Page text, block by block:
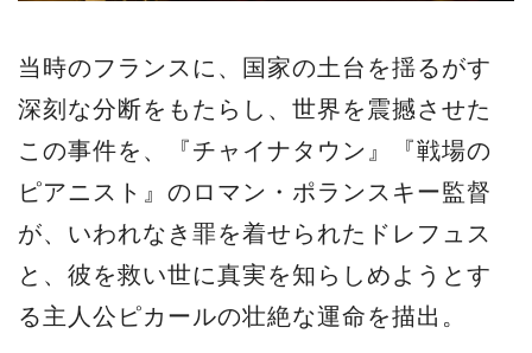
当時のフランスに、国家の土台を揺るがす
深刻な分断をもたらし、世界を震撼させた
この事件を、『チャイナタウン』『戦場の
ピアニスト』のロマン・ポランスキー監督
が、いわれなき罪を着せられたドレフュス
と、彼を救い世に真実を知らしめようとす
る主人公ピカールの壮絶な運命を描出。